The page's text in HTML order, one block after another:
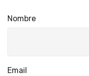
Nombre
Email